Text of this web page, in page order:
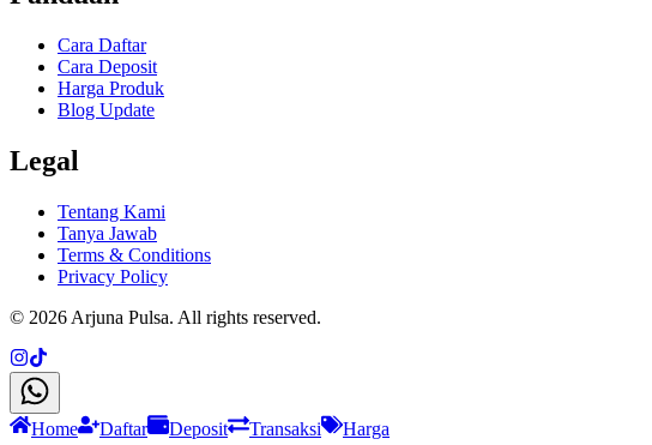
Cara Daftar
Cara Deposit
Harga Produk
Blog Update
Legal
Tentang Kami
Tanya Jawab
Terms & Conditions
Privacy Policy
© 2026 Arjuna Pulsa. All rights reserved.
Home Daftar Deposit Transaksi Harga